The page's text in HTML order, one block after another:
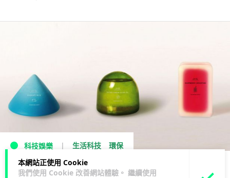
本網站正使用 Cookie
我們使用 Cookie 改善網站體驗。 繼續使用
科技娛樂 生活科技 環保
堆填區不再爆滿！猜猜三種環保包裝裝甚麼？